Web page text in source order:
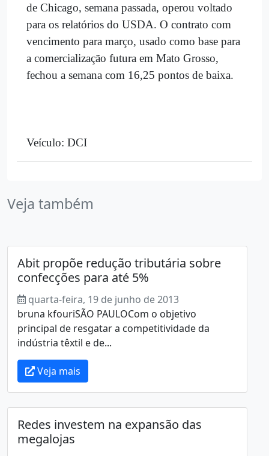
de Chicago, semana passada, operou voltado
para os relatórios do USDA. O contrato com
vencimento para março, usado como base para
a comercialização futura em Mato Grosso,
fechou a semana com 16,25 pontos de baixa.
Veículo: DCI
Veja também
Abit propõe redução tributária sobre
confecções para até 5%
quarta-feira, 19 de junho de 2013
bruna kfouriSÃO PAULOCom o objetivo
principal de resgatar a competitividade da
indústria têxtil e de...
Veja mais
Redes investem na expansão das
megalojas